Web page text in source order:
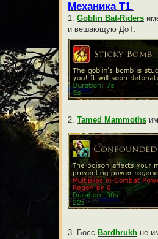
Механика Т1.
1. Goblin Bat-Riders
и вешающую ДоТ:
2. Tamed Mammoths
3. Босс Bardhrukh не